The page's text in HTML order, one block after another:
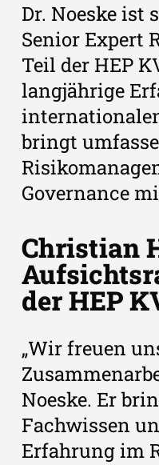
Dr. Noeske ist
Senior Expert
Teil der HEP
langjährige
bringt
Governance
Christian
der HEP
„Wir freuen
Noeske. Er
Fachwissen
Erfahrung im